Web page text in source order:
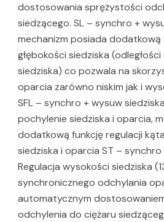
dostosowania sprężystości
siedzącego. SL – synchro +
mechanizm posiada dodatkową
głębokości siedziska
siedziska) co pozwala na
oparcia zarówno niskim jak i
SFL – synchro + wysuw
pochylenie siedziska i oparcia,
dodatkową funkcję regulacji
siedziska i oparcia ST –
Regulacja wysokości siedziska
synchronicznego odchylania
automatycznym
odchylenia do ciężaru